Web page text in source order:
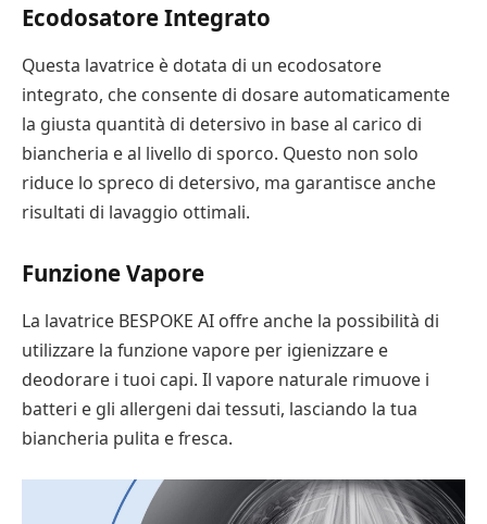
Ecodosatore Integrato
Questa lavatrice è dotata di un ecodosatore
integrato, che consente di dosare automaticamente
la giusta quantità di detersivo in base al carico di
biancheria e al livello di sporco. Questo non solo
riduce lo spreco di detersivo, ma garantisce anche
risultati di lavaggio ottimali.
Funzione Vapore
La lavatrice BESPOKE AI offre anche la possibilità di
utilizzare la funzione vapore per igienizzare e
deodorare i tuoi capi. Il vapore naturale rimuove i
batteri e gli allergeni dai tessuti, lasciando la tua
biancheria pulita e fresca.